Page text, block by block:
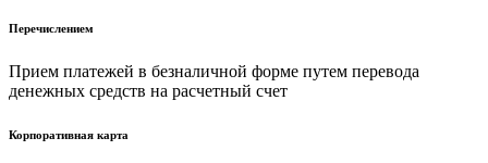
Перечислением
Прием платежей в безналичной форме путем перевода
денежных средств на расчетный счет
Корпоративная карта